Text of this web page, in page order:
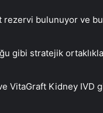
bulunuyor ve
gibi stratejik
VitaGraft Kidney